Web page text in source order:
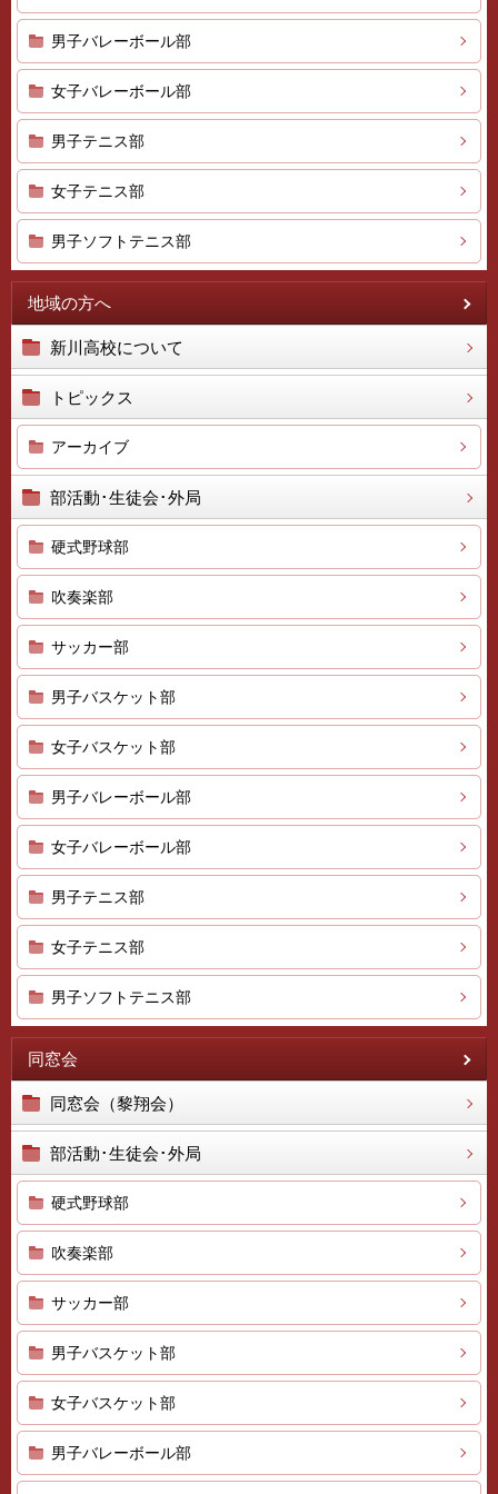
男子バレーボール部
女子バレーボール部
男子テニス部
女子テニス部
男子ソフトテニス部
地域の方へ
新川高校について
トピックス
アーカイブ
部活動･生徒会･外局
硬式野球部
吹奏楽部
サッカー部
男子バスケット部
女子バスケット部
男子バレーボール部
女子バレーボール部
男子テニス部
女子テニス部
男子ソフトテニス部
同窓会
同窓会（黎翔会）
部活動･生徒会･外局
硬式野球部
吹奏楽部
サッカー部
男子バスケット部
女子バスケット部
男子バレーボール部